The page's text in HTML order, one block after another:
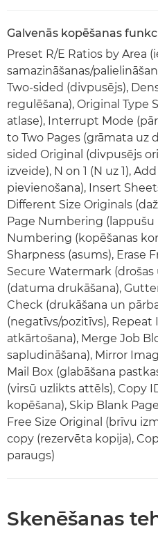
Galvenās kopēšanas
Preset R/E Ratios by Area
samazināšanas/
Two-sided (divpusējs),
regulēšana), Original Type
atlase), Interrupt Mode
to Two Pages (grāmata uz
sided Original (divpusējs
izveide), N on 1 (N uz 1),
pievienošana), Insert
Different Size Originals
Page Numbering (lappušu
Numbering (kopēšanas
Sharpness (asums), Erase
Secure Watermark
(datuma drukāšana),
Check (drukāšana un
(negatīvs/pozitīvs), Repeat
atkārtošana), Merge Job
sapludināšana), Mirror
Mail Box (glabāšana
(virsū uzlikts attēls), Copy
kopēšana), Skip Blank
Free Size Original (brīvu
copy (rezervēta kopija),
paraugs)
Skenēšanas